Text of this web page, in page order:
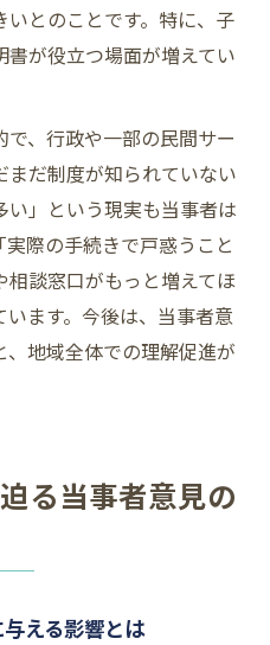
とのことです。特に、子
が役立つ場面が増えてい
、行政や一部の民間サー
まだ制度が知られていない
」という現実も当事者は
際の手続きで戸惑うこと
談窓口がもっと増えてほ
ます。今後は、当事者意
地域全体での理解促進が
る当事者意見の
える影響とは